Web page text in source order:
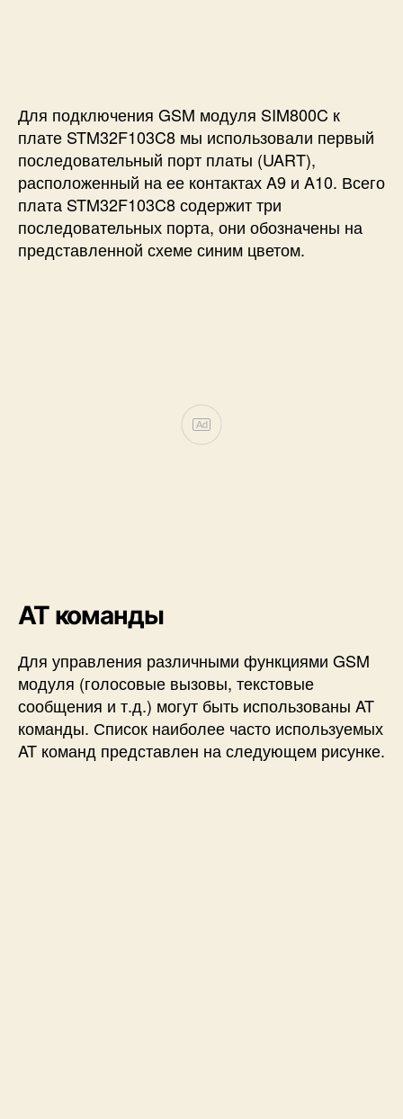
Для подключения GSM модуля SIM800C к
плате STM32F103C8 мы использовали первый
последовательный порт платы (UART),
расположенный на ее контактах A9 и A10. Всего
плата STM32F103C8 содержит три
последовательных порта, они обозначены на
представленной схеме синим цветом.
Ad
AT команды
Для управления различными функциями GSM
модуля (голосовые вызовы, текстовые
сообщения и т.д.) могут быть использованы AT
команды. Список наиболее часто используемых
AT команд представлен на следующем рисунке.